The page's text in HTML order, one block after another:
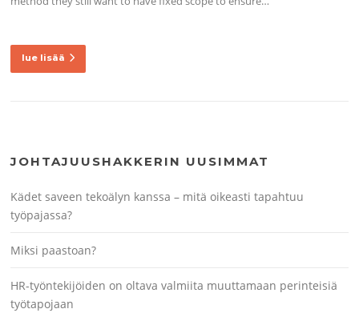
lue lisää
JOHTAJUUSHAKKERIN UUSIMMAT
Kädet saveen tekoälyn kanssa – mitä oikeasti tapahtuu
työpajassa?
Miksi paastoan?
HR-työntekijöiden on oltava valmiita muuttamaan perinteisiä
työtapojaan